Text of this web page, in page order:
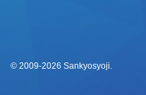
© 2009-2026 Sankyosyoji.